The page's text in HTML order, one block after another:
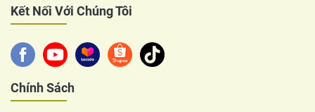
Kết Nối Với Chúng Tôi
Chính Sách